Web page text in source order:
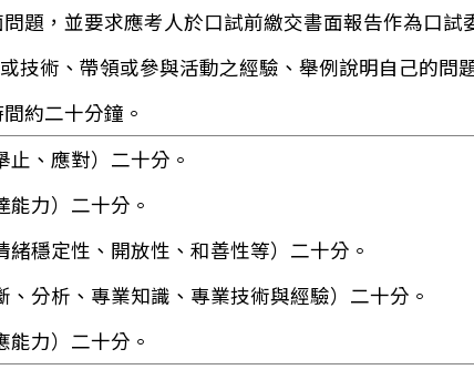
題，並要求應考人於口試前繳交書面報告作為口
技術、帶領或參與活動之經驗、舉例說明自己的問
約二十分鐘。
、應對）二十分。
力）二十分。
穩定性、開放性、和善性等）二十分。
分析、專業知識、專業技術與經驗）二十分。
力）二十分。